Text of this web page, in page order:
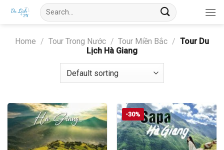
Skip
Search
for:
Home / Tour Trong Nước / Tour Miền Bắc / Tour Du
Lịch Hà Giang
-30%